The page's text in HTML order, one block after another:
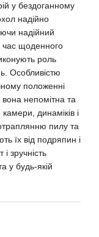
у бездоганному
надійно
надійний
час щоденного
роль
Особливістю
положенні
непомітна та
камери, динаміків і
пилу та
їх від подряпин і
зручність
у будь-якій